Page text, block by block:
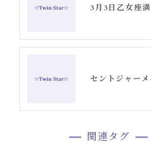
関連タグ